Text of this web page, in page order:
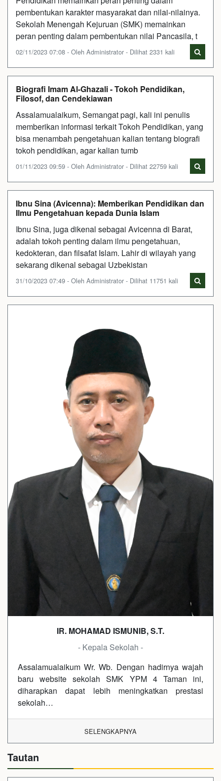
pembentukan karakter masyarakat dan nilai-nilainya.
Sekolah Menengah Kejuruan (SMK) memainkan
peran penting dalam pembentukan nilai Pancasila, t
02/11/2023 07:08 - Oleh Administrator - Dilihat 2331 kali
Biografi Imam Al-Ghazali - Tokoh Pendidikan,
Filosof, dan Cendekiawan
Assalamualaikum, Semangat pagi, kali ini penulis
memberikan informasi terkait Tokoh Pendidikan, yang
bisa menambah pengetahuan kalian tentang biografi
tokoh pendidikan, agar kalian tumb
01/11/2023 09:59 - Oleh Administrator - Dilihat 22759 kali
Ibnu Sina (Avicenna): Memberikan Pendidikan dan
Ilmu Pengetahuan kepada Dunia Islam
Ibnu Sina, juga dikenal sebagai Avicenna di Barat,
adalah tokoh penting dalam ilmu pengetahuan,
kedokteran, dan filsafat Islam. Lahir di wilayah yang
sekarang dikenal sebagai Uzbekistan
31/10/2023 07:49 - Oleh Administrator - Dilihat 11751 kali
IR. MOHAMAD ISMUNIB, S.T.
- Kepala Sekolah -
Assalamualaikum Wr. Wb. Dengan hadirnya wajah
baru website sekolah SMK YPM 4 Taman ini,
diharapkan dapat lebih meningkatkan prestasi
sekolah…
SELENGKAPNYA
Tautan